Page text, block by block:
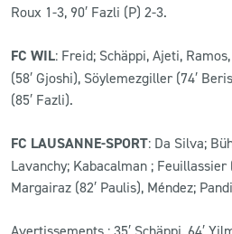
Roux 1-3, 90′ Fazli (P) 2-3.
FC WIL: Freid; Schäppi, Ajeti,
(58′ Gjoshi), Söylemezgiller (74′
(85′ Fazli).
FC LAUSANNE-SPORT: Da Silva;
Lavanchy; Kabacalman ; Feuillassier
Margairaz (82′ Paulis), Méndez;
Avertissements : 35′ Schäppi, 64′